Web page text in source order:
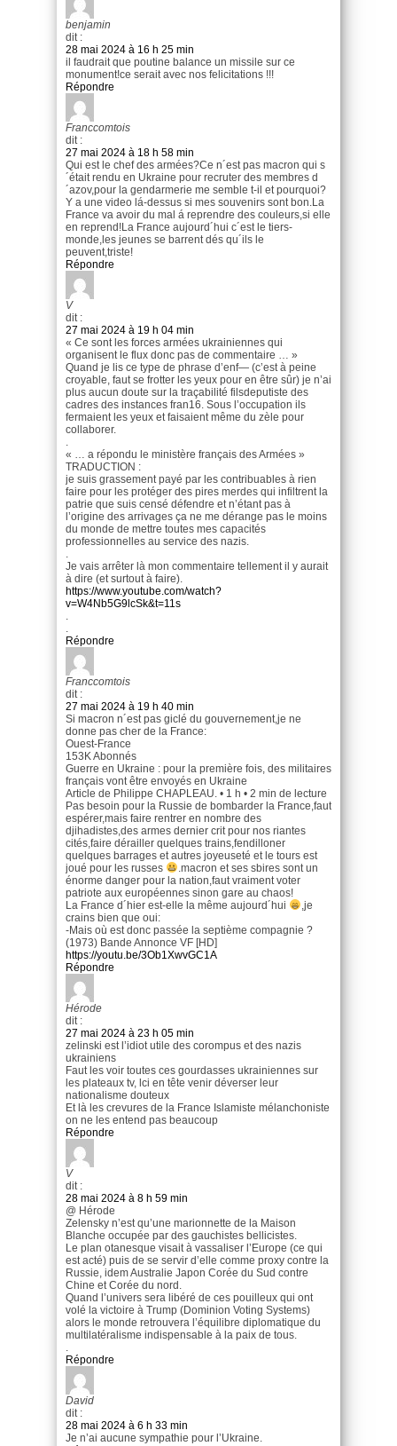
benjamin
dit :
28 mai 2024 à 16 h 25 min
il faudrait que poutine balance un missile sur ce
monument!ce serait avec nos felicitations !!!
Répondre
Franccomtois
dit :
27 mai 2024 à 18 h 58 min
Qui est le chef des armées?Ce n´est pas macron qui s
´était rendu en Ukraine pour recruter des membres d
´azov,pour la gendarmerie me semble t-il et pourquoi?
Y a une video lá-dessus si mes souvenirs sont bon.La
France va avoir du mal á reprendre des couleurs,si elle
en reprend!La France aujourd´hui c´est le tiers-
monde,les jeunes se barrent dés qu´ils le
peuvent,triste!
Répondre
V
dit :
27 mai 2024 à 19 h 04 min
« Ce sont les forces armées ukrainiennes qui
organisent le flux donc pas de commentaire … »
Quand je lis ce type de phrase d’enf— (c’est à peine
croyable, faut se frotter les yeux pour en être sûr) je n’ai
plus aucun doute sur la traçabilité filsdeputiste des
cadres des instances fran16. Sous l’occupation ils
fermaient les yeux et faisaient même du zèle pour
collaborer.
« … a répondu le ministère français des Armées »
TRADUCTION :
je suis grassement payé par les contribuables à rien
faire pour les protéger des pires merdes qui infiltrent la
patrie que suis censé défendre et n’étant pas à
l’origine des arrivages ça ne me dérange pas le moins
du monde de mettre toutes mes capacités
professionnelles au service des nazis.
Je vais arrêter là mon commentaire tellement il y aurait
à dire (et surtout à faire).
https://www.youtube.com/watch?
v=W4Nb5G9lcSk&t=11s
Répondre
Franccomtois
dit :
27 mai 2024 à 19 h 40 min
Si macron n´est pas giclé du gouvernement,je ne
donne pas cher de la France:
Ouest-France
153K Abonnés
Guerre en Ukraine : pour la première fois, des militaires
français vont être envoyés en Ukraine
Article de Philippe CHAPLEAU. • 1 h • 2 min de lecture
Pas besoin pour la Russie de bombarder la France,faut
espérer,mais faire rentrer en nombre des
djihadistes,des armes dernier crit pour nos riantes
cités,faire dérailler quelques trains,fendilloner
quelques barrages et autres joyeuseté et le tours est
joué pour les russes
.macron et ses sbires sont un
énorme danger pour la nation,faut vraiment voter
patriote aux européennes sinon gare au chaos!
La France d´hier est-elle la même aujourd´hui
,je
crains bien que oui:
-Mais où est donc passée la septième compagnie ?
(1973) Bande Annonce VF [HD]
https://youtu.be/3Ob1XwvGC1A
Répondre
Hérode
dit :
27 mai 2024 à 23 h 05 min
zelinski est l’idiot utile des corompus et des nazis
ukrainiens
Faut les voir toutes ces gourdasses ukrainiennes sur
les plateaux tv, lci en tête venir déverser leur
nationalisme douteux
Et là les crevures de la France Islamiste mélanchoniste
on ne les entend pas beaucoup
Répondre
V
dit :
28 mai 2024 à 8 h 59 min
@ Hérode
Zelensky n’est qu’une marionnette de la Maison
Blanche occupée par des gauchistes bellicistes.
Le plan otanesque visait à vassaliser l’Europe (ce qui
est acté) puis de se servir d’elle comme proxy contre la
Russie, idem Australie Japon Corée du Sud contre
Chine et Corée du nord.
Quand l’univers sera libéré de ces pouilleux qui ont
volé la victoire à Trump (Dominion Voting Systems)
alors le monde retrouvera l’équilibre diplomatique du
multilatéralisme indispensable à la paix de tous.
Répondre
David
dit :
28 mai 2024 à 6 h 33 min
Je n’ai aucune sympathie pour l’Ukraine.